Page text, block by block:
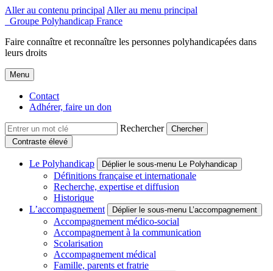
Aller au contenu principal Aller au menu principal
Groupe Polyhandicap France
Faire connaître et reconnaître les personnes polyhandicapées dans
leurs droits
Menu
Contact
Adhérer, faire un don
Rechercher
Contraste élevé
Le Polyhandicap Déplier le sous-menu Le Polyhandicap
Définitions française et internationale
Recherche, expertise et diffusion
Historique
L’accompagnement
Déplier le sous-menu L’accompagnement
Accompagnement médico-social
Accompagnement à la communication
Scolarisation
Accompagnement médical
Famille, parents et fratrie